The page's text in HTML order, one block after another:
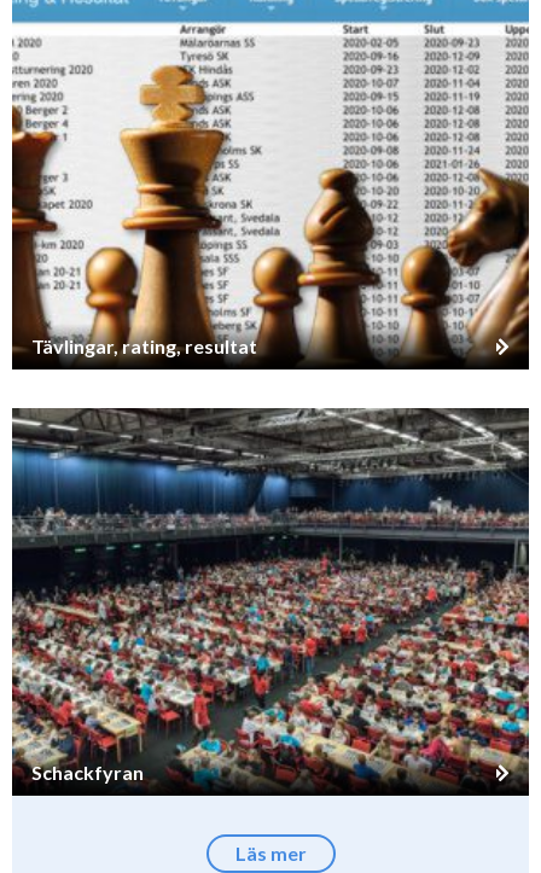
Tävlingar, rating, resultat
Schackfyran
Läs mer